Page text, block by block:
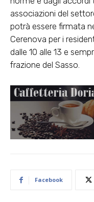
associazioni del
potrà essere firmata
Cerenova per i
dalle 10 alle 13 e
frazione del Sasso.
Facebook